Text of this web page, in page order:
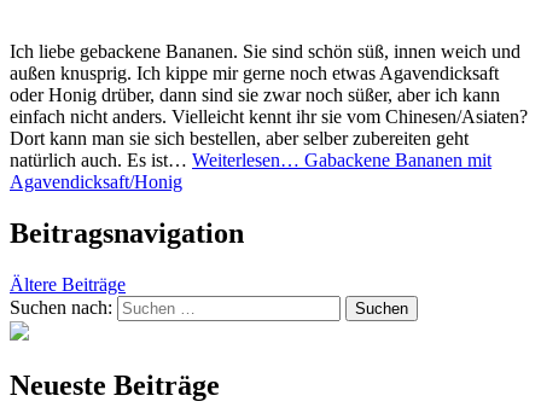
Ich liebe gebackene Bananen. Sie sind schön süß, innen weich und
außen knusprig. Ich kippe mir gerne noch etwas Agavendicksaft
oder Honig drüber, dann sind sie zwar noch süßer, aber ich kann
einfach nicht anders. Vielleicht kennt ihr sie vom Chinesen/Asiaten?
Dort kann man sie sich bestellen, aber selber zubereiten geht
natürlich auch. Es ist… Weiterlesen… Gabackene Bananen mit
Agavendicksaft/Honig
Beitragsnavigation
Ältere Beiträge
Suchen nach:
Neueste Beiträge